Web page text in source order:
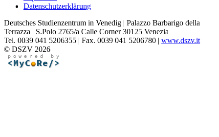
Datenschutzerklärung
Deutsches Studienzentrum in Venedig | Palazzo Barbarigo della
Terrazza | S.Polo 2765/a Calle Corner 30125 Venezia
Tel. 0039 041 5206355 | Fax. 0039 041 5206780 | www.dszv.it
© DSZV 2026